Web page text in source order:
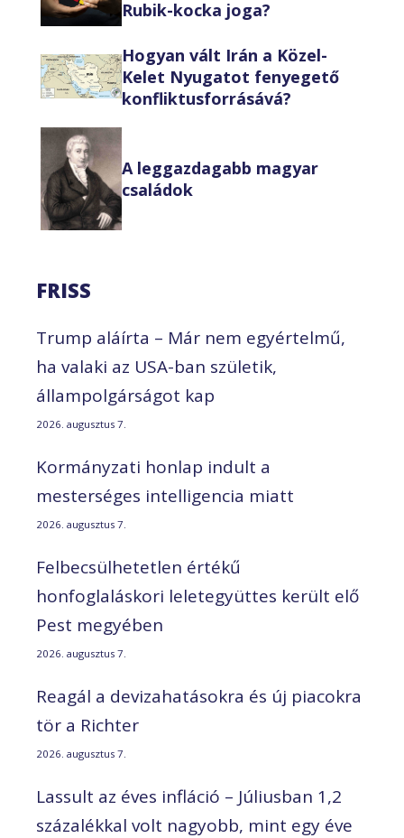
Rubik-kocka joga?
Hogyan vált Irán a Közel-
Kelet Nyugatot fenyegető
konfliktusforrásává?
A leggazdagabb magyar
családok
FRISS
Trump aláírta – Már nem egyértelmű,
ha valaki az USA-ban születik,
állampolgárságot kap
2026. augusztus 7.
Kormányzati honlap indult a
mesterséges intelligencia miatt
2026. augusztus 7.
Felbecsülhetetlen értékű
honfoglaláskori leletegyüttes került elő
Pest megyében
2026. augusztus 7.
Reagál a devizahatásokra és új piacokra
tör a Richter
2026. augusztus 7.
Lassult az éves infláció – Júliusban 1,2
százalékkal volt nagyobb, mint egy éve